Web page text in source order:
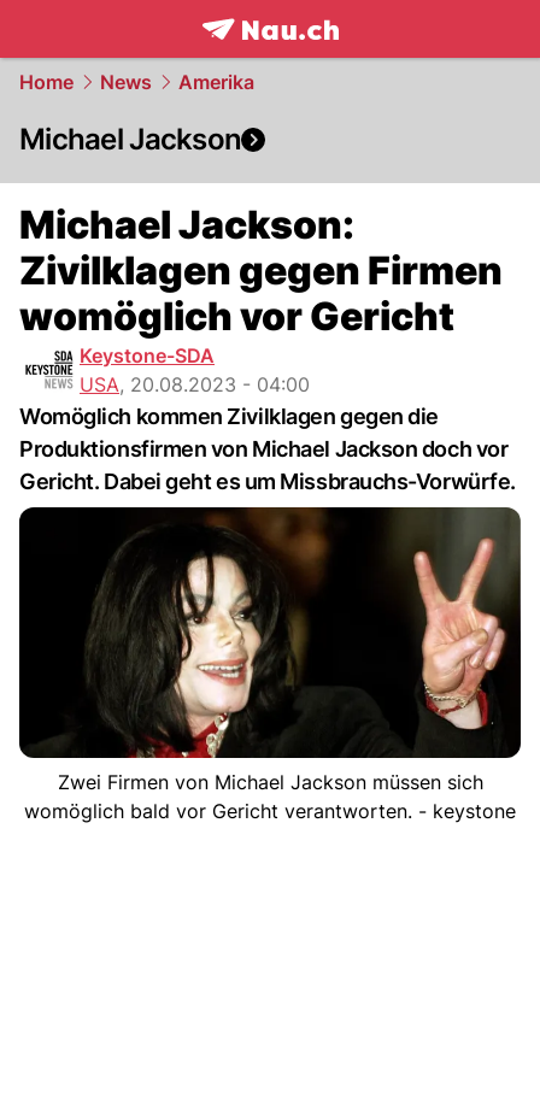
frontpage.NAU.ch
Home News Amerika
Michael Jackson
Michael Jackson:
Zivilklagen gegen Firmen
womöglich vor Gericht
Keystone-SDA
USA, 20.08.2023 - 04:00
Womöglich kommen Zivilklagen gegen die
Produktionsfirmen von Michael Jackson doch vor
Gericht. Dabei geht es um Missbrauchs-Vorwürfe.
Zwei Firmen von Michael Jackson müssen sich
womöglich bald vor Gericht verantworten. - keystone